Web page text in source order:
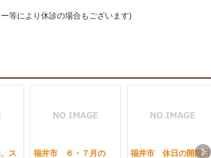
等により休診の場合もございます)
ス
福井市 ６・７月の
福井市 休日の開院日